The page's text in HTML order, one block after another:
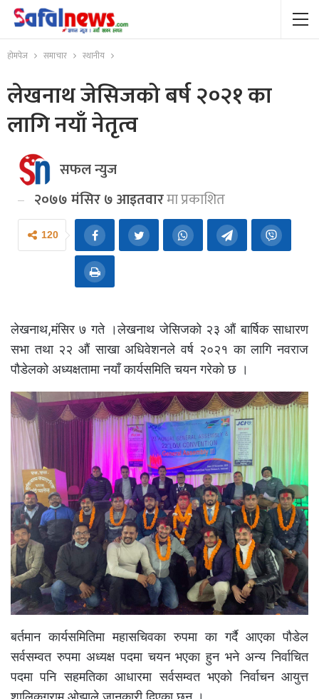
होमपेज समाचार स्थानीय
लेखनाथ जेसिजको बर्ष २०२१ का
लागि नयाँ नेतृत्व
सफल न्युज
२०७७ मंसिर ७ आइतवारमा प्रकाशित
120
लेखनाथ,मंसिर ७ गते ।लेखनाथ जेसिजको २३ औं बार्षिक साधारण
सभा तथा २२ औं साखा अधिवेशनले वर्ष २०२१ का लागि नवराज
पौडेलको अध्यक्षतामा नयाँ कार्यसमिति चयन गरेको छ ।
बर्तमान कार्यसमितिमा महासचिवका रुपमा का गर्दै आएका पौडेल
सर्वसम्वत रुपमा अध्यक्ष पदमा चयन भएका हुन भने अन्य निर्वाचित
पदमा पनि सहमतिका आधारमा सर्वसम्वत भएको निर्वाचन आयुत्त